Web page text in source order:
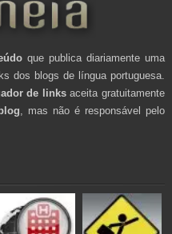
que publica diariamente uma
dos blogs de língua portuguesa.
de linksaceita gratuitamente
blog , mas não é responsável pelo